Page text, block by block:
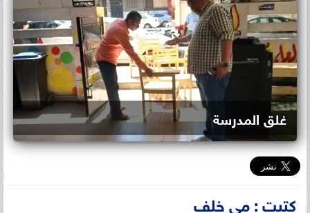
غلق المدرسة
كتبت : مى خلف